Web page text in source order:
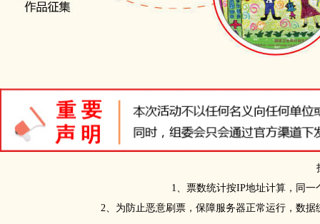
1、票数统计按IP地址计算，同
2、为防止恶意刷票，保障服务器正常运行，数